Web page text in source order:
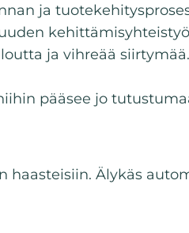
ja
ja vihreää siirtymää.
pääsee jo
Älykäs